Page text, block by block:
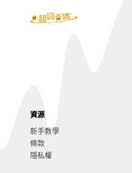
資源
新手教學
條款
隱私權